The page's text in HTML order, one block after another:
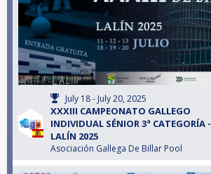
July 18 - July 20, 2025
XXXIII CAMPEONATO GALLEGO
INDIVIDUAL SÉNIOR 3ª CATEGORÍA -
LALÍN 2025
Asociación Gallega De Billar Pool